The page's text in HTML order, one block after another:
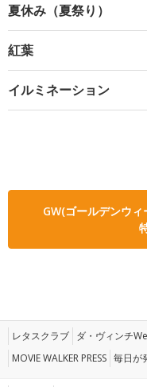
夏休み（夏祭り）
紅葉
イルミネーション
GW(ゴールデンウ
レタスクラブ ダ・ヴィンチ
MOVIE WALKER PRESS 毎日が